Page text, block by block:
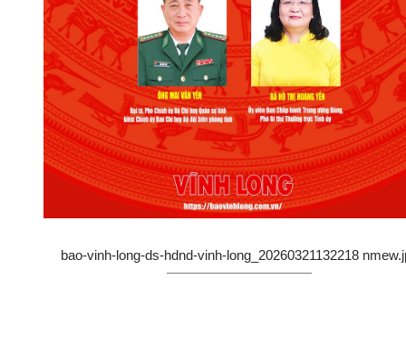
bao-vinh-long-ds-hdnd-vinh-long_20260321132218